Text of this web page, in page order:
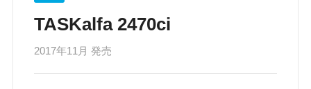
TASKalfa 2470ci
2017年11月 発売